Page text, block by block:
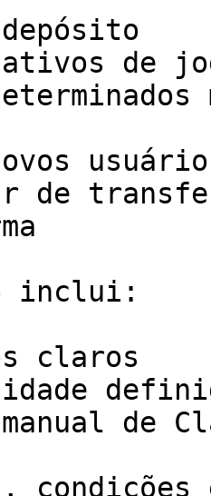
de
de
inclui:
claros
de